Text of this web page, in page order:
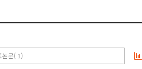
논문( 1)